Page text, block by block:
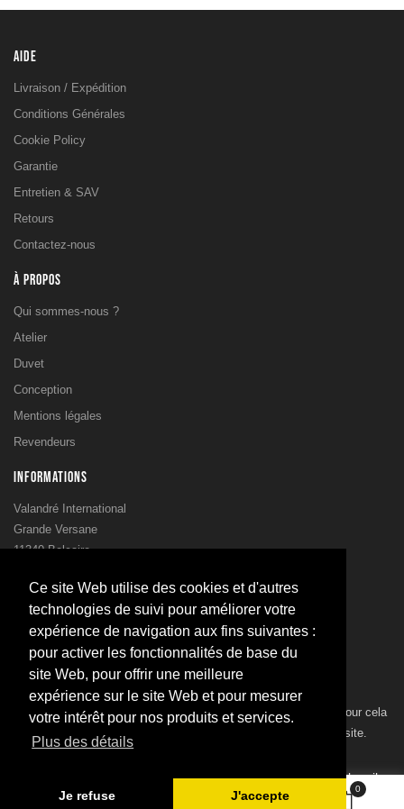
Ce site Web utilise des cookies et d'autres
technologies de suivi pour améliorer votre
expérience de navigation aux fins suivantes :
pour activer les fonctionnalités de base du
site Web, pour offrir une meilleure
expérience sur le site Web et pour mesurer
votre intérêt pour nos produits et services.
Plus des détails
Je refuse J'accepte 0
AIDE
Livraison / Expédition
Conditions Générales
Cookie Policy
Garantie
Entretien & SAV
Retours
Contactez-nous
À PROPOS
Qui sommes-nous ?
Atelier
Duvet
Conception
Mentions légales
Revendeurs
INFORMATIONS
Valandré International
Grande Versane
11340 Belcaire
00 33 4 68 20 37 15
00 33 4 68 20 37 63
postbox@valandre.com
NEWSLETTER
Vous pouvez vous désinscrire à tout moment. Vous trouverez pour cela
nos informations de contact dans les conditions d'utilisation du site.
Subscribe